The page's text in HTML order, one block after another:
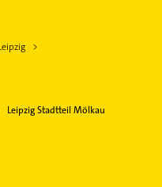
Leipzig Stadtteil Mölkau